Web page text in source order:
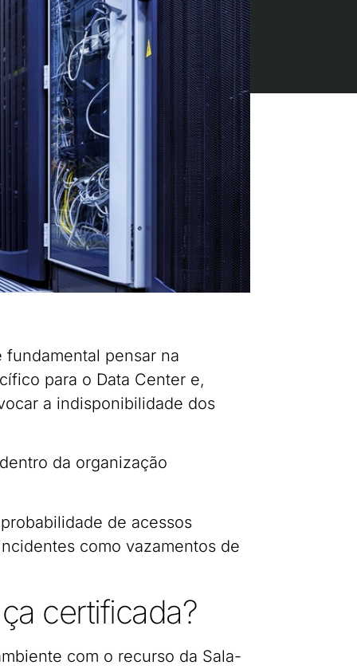
fundamental pensar na
para o Data Center e,
a indisponibilidade dos
da organização
de acessos
como vazamentos de
certificada?
com o recurso da Sala-